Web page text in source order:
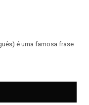
é uma famosa frase